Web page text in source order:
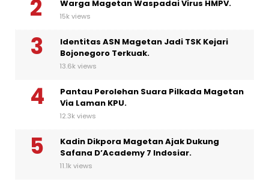
Warga Magetan Waspadai Virus HMPV.
15k views
Identitas ASN Magetan Jadi TSK Kejari
Bojonegoro Terkuak.
13.6k views
Pantau Perolehan Suara Pilkada Magetan
Via Laman KPU.
12.3k views
Kadin Dikpora Magetan Ajak Dukung
Safana D’Academy 7 Indosiar.
11.1k views